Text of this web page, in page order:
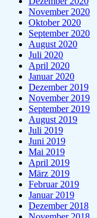
November 2020
Oktober 2020
September 2020
August 2020
Juli 2020
April 2020
Januar 2020
Dezember 2019
November 2019
September 2019
August 2019
Juli 2019
Juni 2019
Mai 2019
April 2019
März 2019
Februar 2019
Januar 2019
Dezember 2018